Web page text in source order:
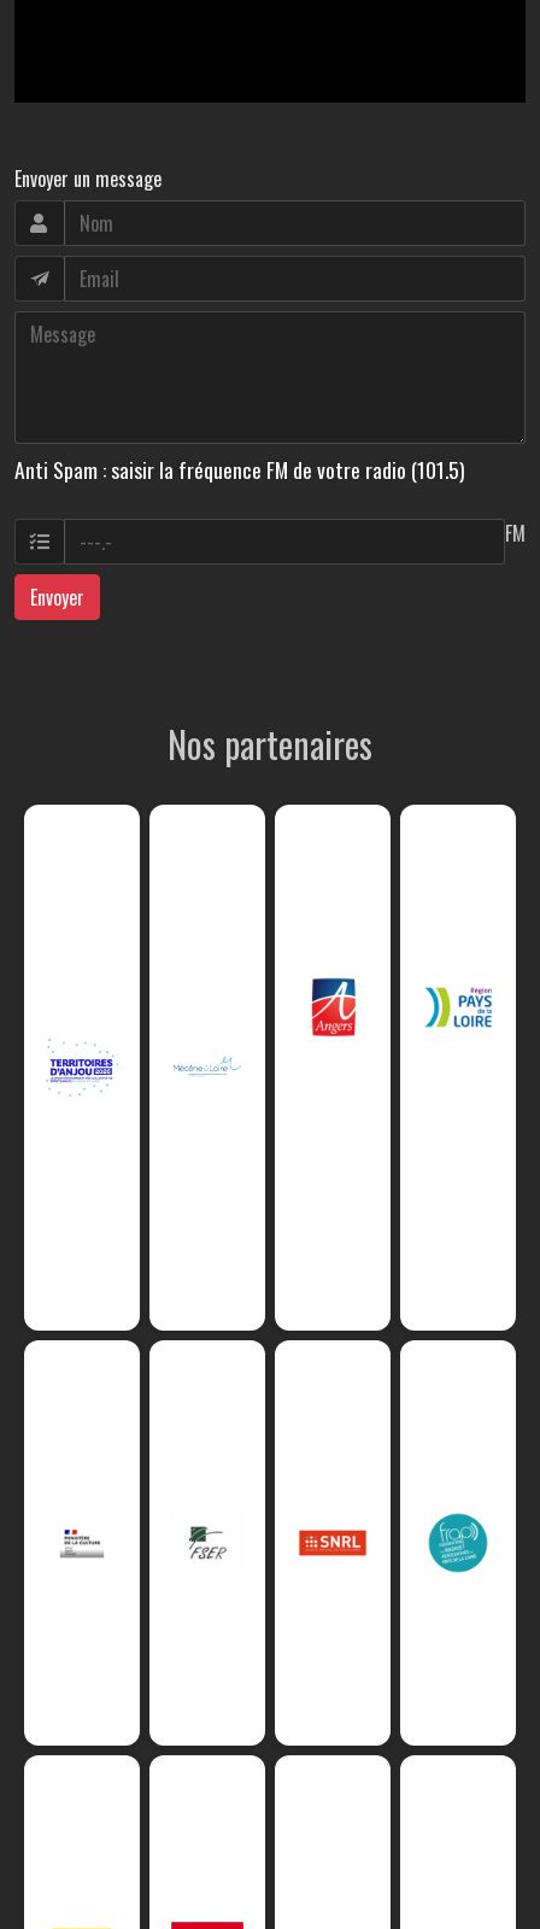
Envoyer un message
Anti Spam : saisir la fréquence FM de votre radio (101.5)
FM
Envoyer
Nos partenaires